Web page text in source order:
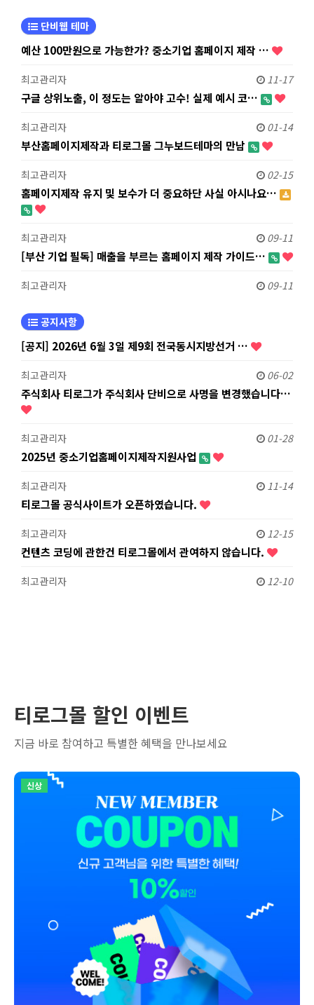
단비웹 테마
예산 100만원으로 가능한가? 중소기업 홈페이지 제작 …
최고관리자 11-17
구글 상위노출, 이 정도는 알아야 고수! 실제 예시 코…
최고관리자 01-14
부산홈페이지제작과 티로그몰 그누보드테마의 만남
최고관리자 02-15
홈페이지제작 유지 및 보수가 더 중요하단 사실 아시나요…
최고관리자 09-11
[부산 기업 필독] 매출을 부르는 홈페이지 제작 가이드…
최고관리자 09-11
공지사항
[공지] 2026년 6월 3일 제9회 전국동시지방선거 …
최고관리자 06-02
주식회사 티로그가 주식회사 단비으로 사명을 변경했습니다…
최고관리자 01-28
2025년 중소기업홈페이지제작지원사업
최고관리자 11-14
티로그몰 공식사이트가 오픈하였습니다.
최고관리자 12-15
컨텐츠 코딩에 관한건 티로그몰에서 관여하지 않습니다.
최고관리자 12-10
티로그몰 할인 이벤트
지금 바로 참여하고 특별한 혜택을 만나보세요
신상